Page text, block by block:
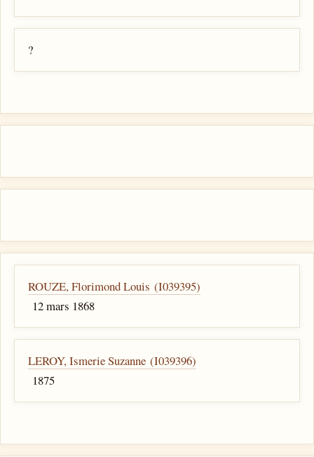
?
ROUZE, Florimond Louis (I039395)
12 mars 1868
LEROY, Ismerie Suzanne (I039396)
1875